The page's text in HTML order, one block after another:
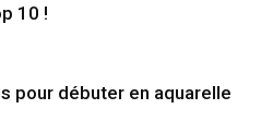
10 !
pour débuter en aquarelle